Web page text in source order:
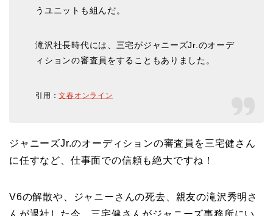
うユニットも組んだ。
滝沢社長時代には、三宅がジャニーズJr.のオーデ
ィションの審査員をすることもありました。
引用：文春オンライン
ジャニーズJr.のオーディションの審査員を三宅健さん
に任すなど、仕事面での信頼も絶大ですね！
V6の解散や、ジャニーさんの死去、親友の滝沢秀明さ
んが退社した今、三宅健さんがジャニーズ事務所にい